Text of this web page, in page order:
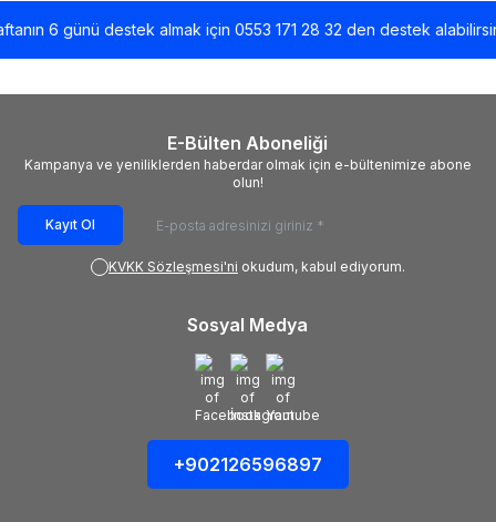
6 günü destek almak için 0553 171 28 32 den destek alabilirsiniz
E-Bülten Aboneliği
Kampanya ve yeniliklerden haberdar olmak için e-bültenimize abone
olun!
Kayıt Ol
KVKK Sözleşmesi'ni okudum, kabul ediyorum.
Sosyal Medya
+902126596897